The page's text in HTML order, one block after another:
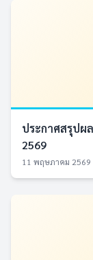
ประกาศสรุปผ
2569
11 พฤษภาคม 2569